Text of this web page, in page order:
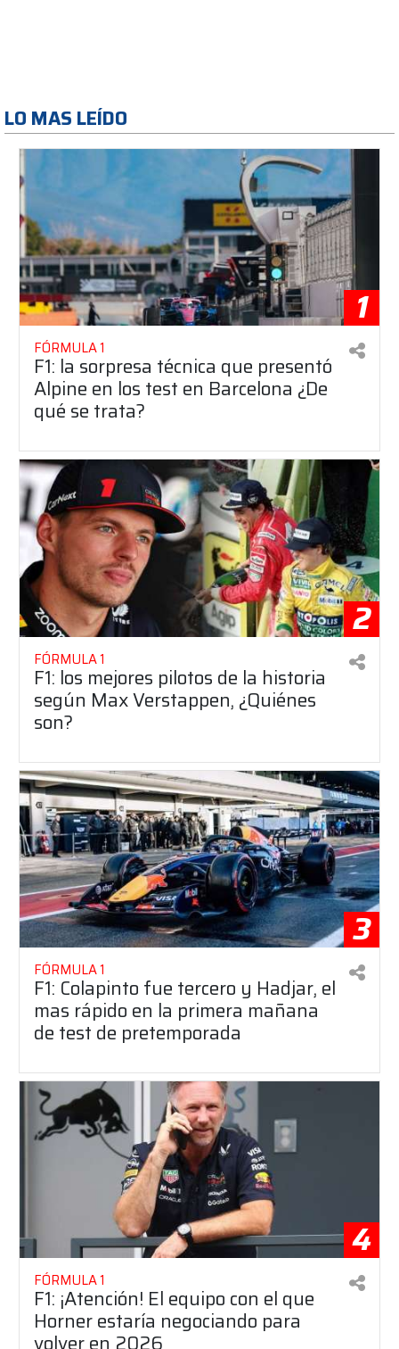
LO MAS LEÍDO
1
FÓRMULA 1
F1: la sorpresa técnica que presentó
Alpine en los test en Barcelona ¿De
qué se trata?
2
FÓRMULA 1
F1: los mejores pilotos de la historia
según Max Verstappen, ¿Quiénes
son?
3
FÓRMULA 1
F1: Colapinto fue tercero y Hadjar, el
mas rápido en la primera mañana
de test de pretemporada
4
FÓRMULA 1
F1: ¡Atención! El equipo con el que
Horner estaría negociando para